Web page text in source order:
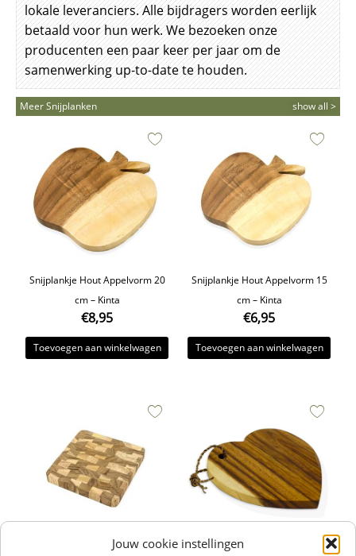
Jouw cookie instellingen
lokale leveranciers. Alle bijdragers worden eerlijk
betaald voor hun werk. We bezoeken onze
producenten een paar keer per jaar om de
samenwerking up-to-date te houden.
Meer Snijplanken show all >
Snijplankje Hout Appelvorm 20
cm – Kinta
€8,95
Toevoegen aan winkelwagen
Snijplankje Hout Appelvorm 15
cm – Kinta
€6,95
Toevoegen aan winkelwagen
Snijplank Patchwork Vierkant Snijplank Hartvorm ACA 25cm –